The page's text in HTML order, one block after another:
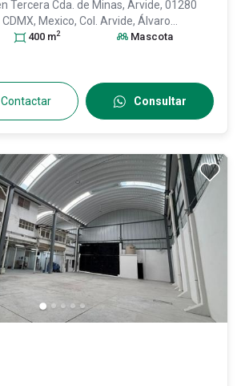
Tercera Cda. de Minas, Arvide, 01280
Mexico, Col. Arvide, Álvaro
, México, C.P. 01280 , ID: 31313547
400 m2
Mascota
Contactar Consultar